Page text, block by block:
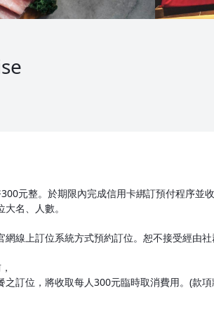
元整。於期限內完成信用卡綁訂預付程序並
名、人數。
線上訂位系統方式預約訂位。恕不接受經由
訂位，將收取每人300元臨時取消費用。(款項